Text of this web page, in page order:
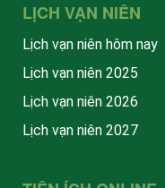
LỊCH VẠN NIÊN
Lịch vạn niên hôm nay
Lịch vạn niên 2025
Lịch vạn niên 2026
Lịch vạn niên 2027